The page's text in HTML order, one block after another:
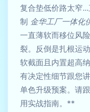
复合垫低价路太窄
制 金华工厂一体化
一直薄软而移位风
裂。反倒是扎根运
软截面且内置超高
有决定性细节跟您
单色升级预案。请
用实战指南。**